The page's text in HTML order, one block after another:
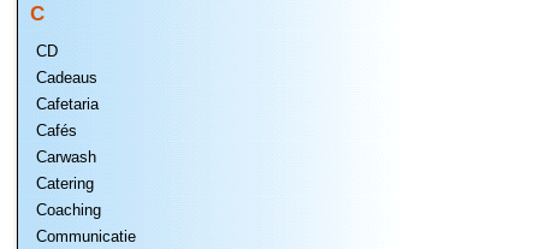
C
CD
Cadeaus
Cafetaria
Cafés
Carwash
Catering
Coaching
Communicatie